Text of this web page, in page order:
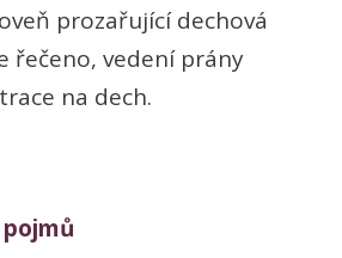
prozařující dechová
řečeno, vedení prány
na dech.